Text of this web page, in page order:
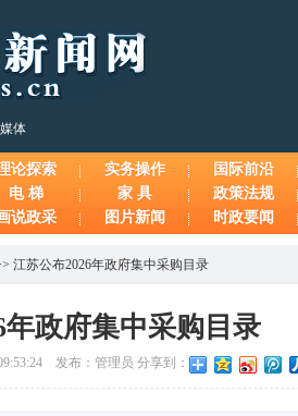
体
论探索 实务操作 国际前沿
电 梯 家 具 政策法规
说政采 图片新闻 时政要闻
江苏公布2026年政府集中采购目录
年政府集中采购目录
发布：管理员 分享到：